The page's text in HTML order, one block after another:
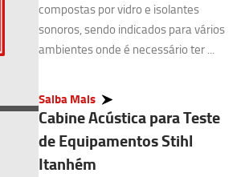
compostas por vidro e isolantes
sonoros, sendo indicados para vários
ambientes onde é necessário ter ...
Saiba Mais
Cabine Acústica para Teste
de Equipamentos Stihl
Itanhém